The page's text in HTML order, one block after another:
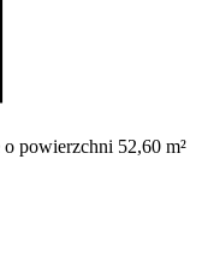
powierzchni 52,60 m²